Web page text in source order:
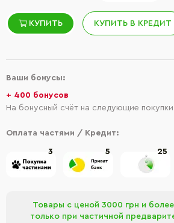
КУПИТЬ КУПИТЬ В КРЕДИТ
Ваши бонусы:
+ 400 бонусов
На бонусный счёт на следующие покупки
Оплата частями / Кредит:
3 5 25
Товары с ценой 3000 грн и
только при частичной